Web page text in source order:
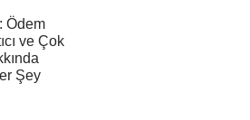
Ödem
ve Çok
Şey